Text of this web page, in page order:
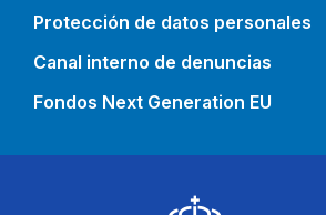
Protección de datos personales
Canal interno de denuncias
Fondos Next Generation EU